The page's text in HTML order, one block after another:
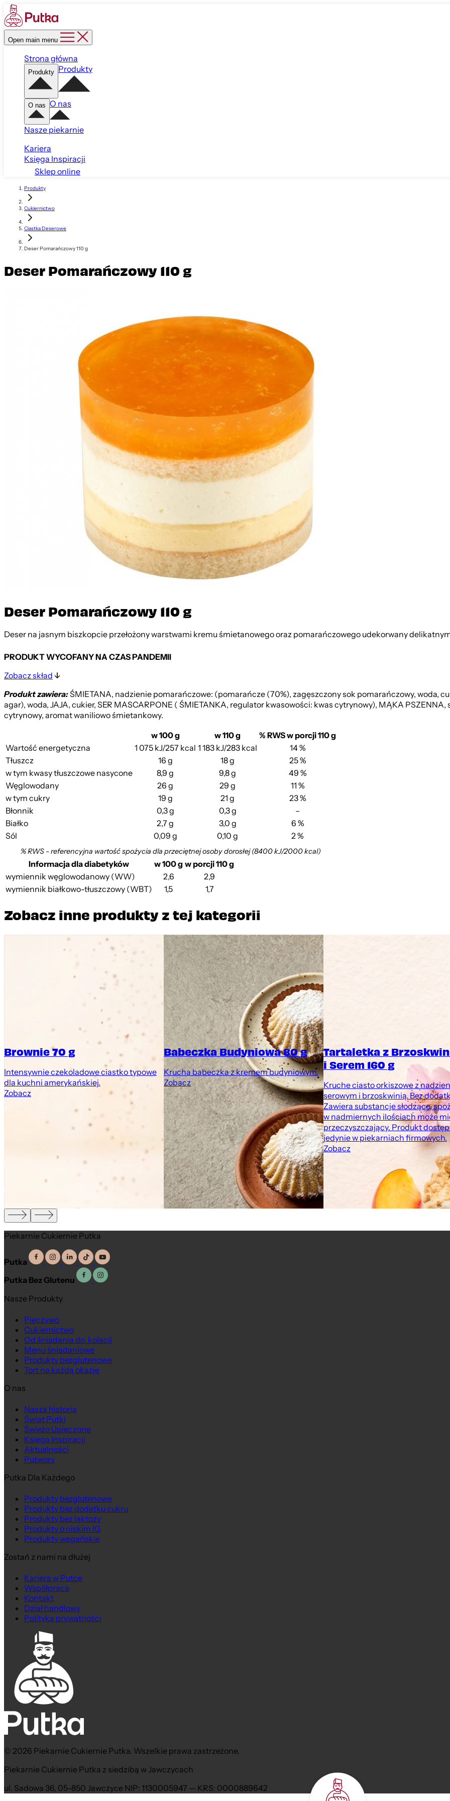
Open main menu
Strona główna
Produkty Produkty
O nas O nas
Nasze piekarnie
Kariera
Księga Inspiracji
Sklep online
Produkty
Cukiernictwo
Ciastka Deserowe
Deser Pomarańczowy 110 g
Deser Pomarańczowy 110 g
Deser Pomarańczowy 110 g
Deser na jasnym biszkopcie przełożony warstwami kremu śmietanowego oraz pomarańczowego udekorwany
PRODUKT WYCOFANY NA CZAS PANDEMII
Zobacz skład
Produkt zawiera:ŚMIETANA, nadzienie pomarańczowe: (pomarańcze (70%), zagęszczony sok pomarańczowy, woda,
agar), woda, JAJA, cukier, SER MASCARPONE ( ŚMIETANKA, regulator kwasowości: kwas cytrynowy), MĄKA
cytrynowy, aromat waniliowo śmietankowy.
w 100 g
w 110 g
% RWS w porcji 110 g
Wartość energetyczna
1 075 kJ/257 kcal 1 183 kJ/283 kcal
14 %
Tłuszcz
16 g 18 g
25 %
w tym kwasy tłuszczowe nasycone
8,9 g 9,8 g
49 %
Węglowodany
26 g 29 g
11 %
w tym cukry
19 g 21 g
23 %
Błonnik
0,3 g 0,3 g
–
Białko
2,7 g 3,0 g
6 %
Sól
0,09 g 0,10 g 2 %
% RWS - referencyjna wartość spożycia dla przeciętnej osoby dorosłej (8400 kJ/2000 kcal)
Informacja dla diabetyków w 100 gw porcji 110 g
wymiennik węglowodanowy (WW)
2,6
2,9
wymiennik białkowo-tłuszczowy (WBT)
1,5 1,7
Zobacz inne produkty z tej kategorii
Brownie 70 g
Intensywnie czekoladowe ciastko typowe
dla kuchni amerykańskiej.
Zobacz
Babeczka Budyniowa 80 g
Krucha babeczka z kremem budyniowym.
Zobacz
Tartaletka z
i Serem 160 g
Kruche ciasto orkiszowe z
serowym i brzoskwinią. Bez
Zawiera substancje słodzące,
w nadmiernych ilościach może
przeczyszczający. Produkt
jedynie w piekarniach firmowych.
Zobacz
Piekarnie Cukiernie Putka
Putka
Putka Bez Glutenu
Nasze Produkty
Pieczywo
Cukiernictwo
Od śniadania do kolacji
Menu śniadaniowe
Produkty bezglutenowe
Tort na każdą okazję
O nas
Nasza historia
Świat Putki
Świeżo Upieczone
Księga Inspiracji
Aktualności
Putwory
Putka Dla Każdego
Produkty bezglutenowe
Produkty bez dodatku cukru
Produkty bez laktozy
Produkty o niskim IG
Produkty wegańskie
Zostań z nami na dłużej
Kariera w Putce
Współpraca
Kontakt
Dział handlowy
Polityka prywatności
© 2026 Piekarnie Cukiernie Putka. Wszelkie prawa zastrzeżone.
Piekarnie Cukiernie Putka z siedzibą w Jawczycach
ul. Sadowa 36, 05-850 Jawczyce NIP: 1130005947 — KRS: 0000889642